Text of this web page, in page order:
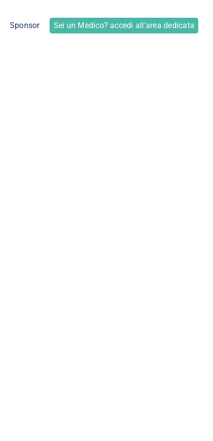
Sponsor Sei un Medico? accedi all’area dedicata